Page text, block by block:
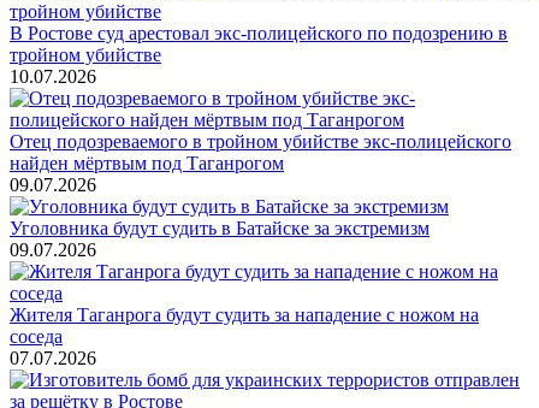
В Ростове суд арестовал экс-полицейского по подозрению в
тройном убийстве
10.07.2026
Отец подозреваемого в тройном убийстве экс-полицейского
найден мёртвым под Таганрогом
09.07.2026
Уголовника будут судить в Батайске за экстремизм
09.07.2026
Жителя Таганрога будут судить за нападение с ножом на
соседа
07.07.2026